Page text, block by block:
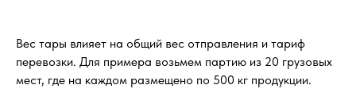
Вес тары влияет на общий вес отправления и тариф
перевозки. Для примера возьмем партию из 20 грузовых
мест, где на каждом размещено по 500 кг продукции.